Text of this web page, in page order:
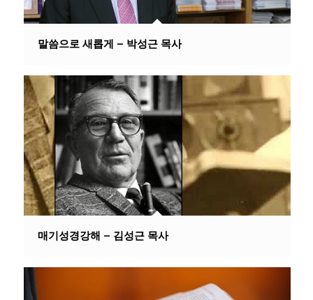
말씀으로 새롭게 – 박성근 목사
매기성경강해 – 김성근 목사